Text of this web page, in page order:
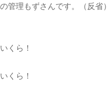
管理もずさんです。（反省）
くら！
くら！